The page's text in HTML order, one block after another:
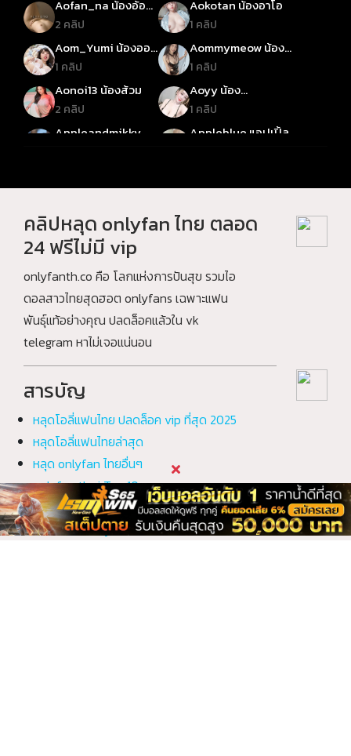
Aofan_na น้องอ้อ
ฟ้า_นะ
2 คลิป
Aokotan น้องอาโอ
1 คลิป
Aom_Yumi น้องออม
ยูมิ
1 คลิป
Aommymeow น้อง
ออมมี่เหมียว
1 คลิป
Aonoi13 น้องส้วม
2 คลิป
Aoyy น้อง
ออย600CC
1 คลิป
Appleandmikky Appleblue แอปเปิ้ล
พริล
3 คลิป 4 คลิป
Ashiyourlove อาชิ
3 คลิป
Asian_sexdoll เอ
เซียเซ็กดอล
1 คลิป
Atommie น้องอตอม
มี่
1 คลิป 3 คลิป
Babybai เบบี้ใบ
1 คลิป
Babyjee เบบี้จี
2 คลิป
Babymelon เบบี้เม
1 คลิป 2 คลิป
Bangna_Outdoor
บางนา_เอาท์ดอร์
Bbiibiiee บีบี๋
1 คลิป
bbooble บูเบิ้ล
Beeneswing บี
3 คลิป เบียร์ เดอะวอยซ์
1 คลิป
Beer the voice
เบียร์ เดอะวอยซ์
2 คลิป
Bestzabzeed เบส
แซ่บซี๊ด
1 คลิป
คลิปหลุด onlyfan ไทย ตลอด
24 ฟรีไม่มี vip
onlyfanth.co คือ โลกแห่งการปันสุข รวมไอ
ดอลสาวไทยสุดฮอต onlyfans เฉพาะแฟน
พันธุ์แท้อย่างคุณ ปลดล็อคแล้วใน vk
telegram หาไม่เจอแน่นอน
สารบัญ
หลุดโอลี่แฟนไทย ปลดล็อค vip ที่สุด 2025
หลุดโอลี่แฟนไทยล่าสุด
หลุด onlyfan ไทยอื่นๆ
onlyfan thai Top 10
คลิปหลุด onlyfan ทั้งหมด
อัลบั้มภาพ onlyfan ไทย